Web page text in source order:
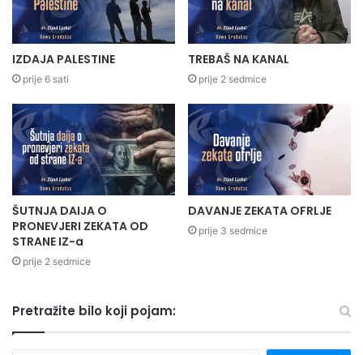
IZDAJA PALESTINE
prije 6 sati
TREBAŠ NA KANAL
prije 2 sedmice
ŠUTNJA DAIJA O
PRONEVJERI ZEKATA OD
STRANE IZ-a
prije 2 sedmice
DAVANJE ZEKATA OFRLJE
prije 3 sedmice
Pretražite bilo koji pojam: